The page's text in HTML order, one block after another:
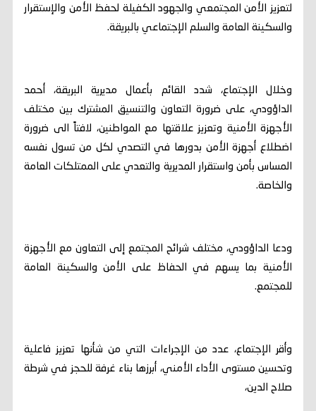
لتعزيز الأمن المجتمعي والجهود الكفيلة لحفظ الأمن والإستقرار
والسكينة العامة والسلم الإجتماعي بالبريقة.
وخلال الإجتماع، شدد القائم بأعمال مديرية البريقة، أحمد
الداؤودي، على ضرورة التعاون والتنسيق المشترك بين مختلف
الأجهزة الأمنية وتعزيز علاقتها مع المواطنين، لافتاً الى ضرورة
اضطلاع أجهزة الأمن بدورها في التصدي لكل من تسول نفسه
المساس بأمن واستقرار المديرية والتعدي على الممتلكات العامة
والخاصة.
ودعا الداؤودي، مختلف شرائح المجتمع إلى التعاون مع الأجهزة
الأمنية بما يسهم في الحفاظ على الأمن والسكينة العامة
للمجتمع.
وأقر الإجتماع، عدد من الإجراءات التي من شأنها تعزيز فاعلية
وتحسين مستوى الأداء الأمني، أبرزها بناء غرفة للحجز في شرطة
صلاح الدين،